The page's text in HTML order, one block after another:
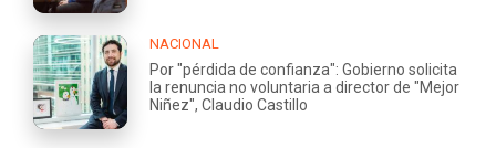
NACIONAL
Por "pérdida de confianza": Gobierno solicita
la renuncia no voluntaria a director de "Mejor
Niñez", Claudio Castillo